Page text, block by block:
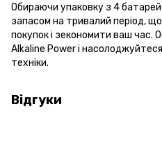
Обираючи упаковку з 4
запасом на тривалий період,
покупок і зекономити ваш час.
Alkaline Power і
техніки.
Відгуки